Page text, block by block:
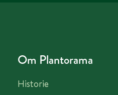
Om Plantorama
Historie